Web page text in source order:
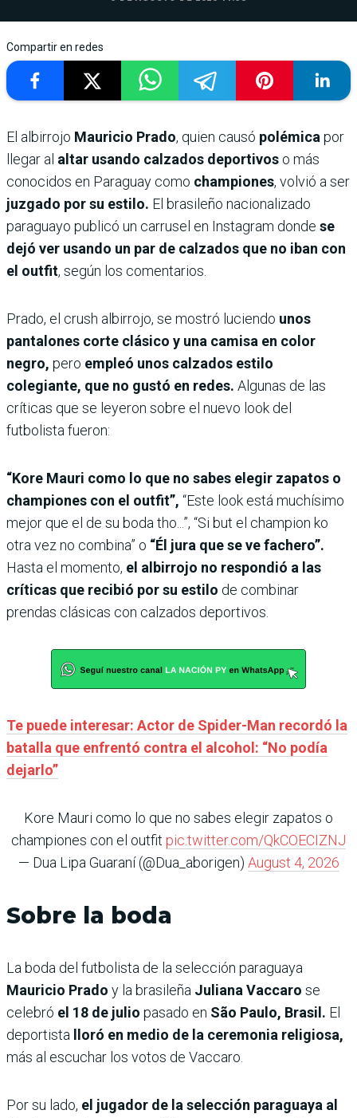
Compartir en redes
El albirrojo Mauricio Prado, quien causó polémicapor
llegar al altar usando calzados deportivos o más
conocidos en Paraguay como championes, volvió a ser
juzgado por su estilo. El brasileño nacionalizado
paraguayo publicó un carrusel en Instagram donde se
dejó ver usando un par de calzados que no iban con
el outfit, según los comentarios.
Prado, el crush albirrojo, se mostró luciendo unos
pantalones corte clásico y una camisa en color
negro, pero empleó unos calzados estilo
colegiante, que no gustó en redes. Algunas de las
críticas que se leyeron sobre el nuevo look del
futbolista fueron:
“Kore Mauri como lo que no sabes elegir zapatos o
championes con el outfit”, “Este look está muchísimo
mejor que el de su boda tho...”, “Si but el champion ko
otra vez no combina” o “Él jura que se ve fachero”.
Hasta el momento, el albirrojo no respondió a las
críticas que recibió por su estilo de combinar
prendas clásicas con calzados deportivos.
Te puede interesar: Actor de Spider-Man recordó la
batalla que enfrentó contra el alcohol: “No podía
dejarlo”
Kore Mauri como lo que no sabes elegir zapatos o
championes con el outfit pic.twitter.com/QkCOECIZNJ
— Dua Lipa Guaraní (@Dua_aborigen) August 4, 2026
Sobre la boda
La boda del futbolista de la selección paraguaya
Mauricio Prado y la brasileña Juliana Vaccaro se
celebró el 18 de julio pasado en São Paulo, Brasil. El
deportista
lloró en medio de la ceremonia religiosa,
más al escuchar los votos de Vaccaro.
Por su lado, el jugador de la selección paraguaya al